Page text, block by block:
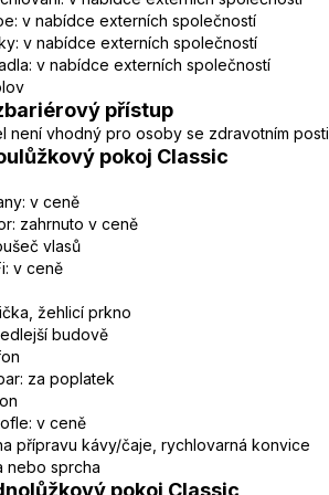
v nabídce externích společností
v nabídce externích společností
v nabídce externích společností
přístup
není vhodný pro osoby se zdravotním
pokoj Classic
v ceně
zahrnuto v ceně
vlasů
v ceně
žehlicí prkno
budově
za poplatek
v ceně
přípravu kávy/čaje, rychlovarná konvice
nebo sprcha
pokoj Classic